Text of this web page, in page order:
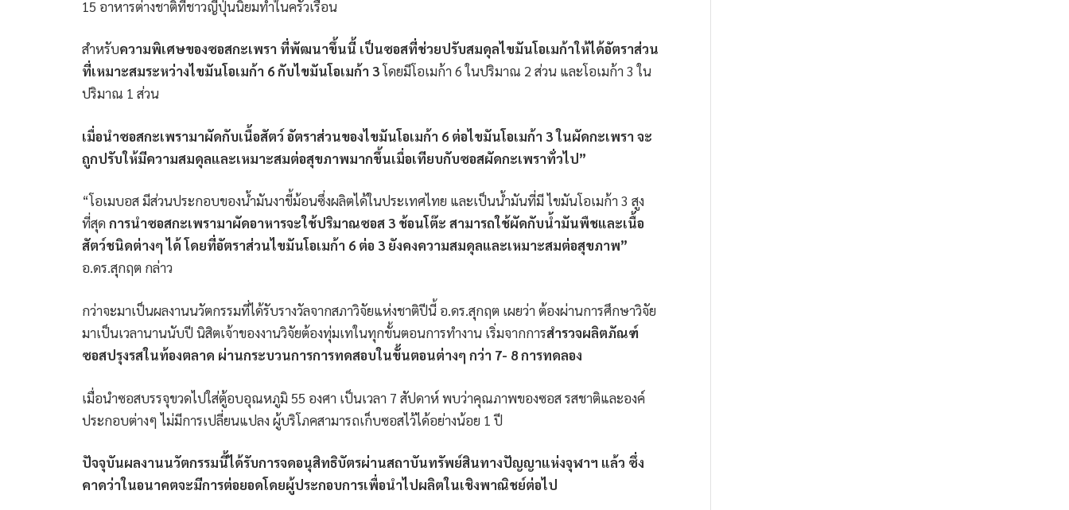
15 อาหารต่างชาติที่ชาวญี่ปุ่นนิยมทำในครัวเรือน
สำหรับความพิเศษของซอสกะเพรา ที่พัฒนาขึ้นนี้ เป็นซอสที่ช่วยปรับสมดุลไขมันโอเมก้าให้ได้อัตราส่วน
ที่เหมาะสมระหว่างไขมันโอเมก้า 6 กับไขมันโอเมก้า 3โดยมีโอเมก้า 6 ในปริมาณ 2 ส่วน และโอเมก้า 3 ใน
ปริมาณ 1 ส่วน
เมื่อนำซอสกะเพรามาผัดกับเนื้อสัตว์ อัตราส่วนของไขมันโอเมก้า 6 ต่อไขมันโอเมก้า 3 ในผัดกะเพรา จะ
ถูกปรับให้มีความสมดุลและเหมาะสมต่อสุขภาพมากขึ้นเมื่อเทียบกับซอสผัดกะเพราทั่วไป”
“โอเมบอส มีส่วนประกอบของน้ำมันงาขี้ม้อนซึ่งผลิตได้ในประเทศไทย และเป็นน้ำมันที่มี ไขมันโอเมก้า 3 สูง
ที่สุด การนำซอสกะเพรามาผัดอาหารจะใช้ปริมาณซอส 3 ช้อนโต๊ะ สามารถใช้ผัดกับน้ำมันพืชและเนื้อ
สัตว์ชนิดต่างๆ ได้ โดยที่อัตราส่วนไขมันโอเมก้า 6 ต่อ 3 ยังคงความสมดุลและเหมาะสมต่อสุขภาพ”
อ.ดร.สุกฤต กล่าว
กว่าจะมาเป็นผลงานนวัตกรรมที่ได้รับรางวัลจากสภาวิจัยแห่งชาติปีนี้ อ.ดร.สุกฤต เผยว่า ต้องผ่านการศึกษาวิจัย
มาเป็นเวลานานนับปี นิสิตเจ้าของงานวิจัยต้องทุ่มเทในทุกขั้นตอนการทำงาน เริ่มจากการสำรวจผลิตภัณฑ์
ซอสปรุงรสในท้องตลาด ผ่านกระบวนการการทดสอบในขั้นตอนต่างๆ กว่า 7- 8 การทดลอง
เมื่อนำซอสบรรจุขวดไปใส่ตู้อบอุณหภูมิ 55 องศา เป็นเวลา 7 สัปดาห์ พบว่าคุณภาพของซอส รสชาติและองค์
ประกอบต่างๆ ไม่มีการเปลี่ยนแปลง ผู้บริโภคสามารถเก็บซอสไว้ได้อย่างน้อย 1 ปี
ปัจจุบันผลงานนวัตกรรมนี้ได้รับการจดอนุสิทธิบัตรผ่านสถาบันทรัพย์สินทางปัญญาแห่งจุฬาฯ แล้ว ซึ่ง
คาดว่าในอนาคตจะมีการต่อยอดโดยผู้ประกอบการเพื่อนำไปผลิตในเชิงพาณิชย์ต่อไป